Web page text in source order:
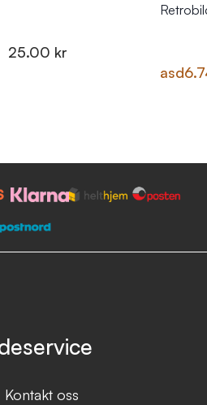
25.00 kr
asd
Kontakt oss